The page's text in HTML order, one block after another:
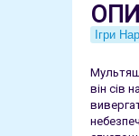
Ігри
він сів